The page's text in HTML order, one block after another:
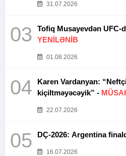
31.07.2026
03
YENİLƏNİB
01.08.2026
04
Karen Vardanyan:
kiçiltməyəcəyik” -
22.07.2026
05 DÇ-2026: Argentina
16.07.2026